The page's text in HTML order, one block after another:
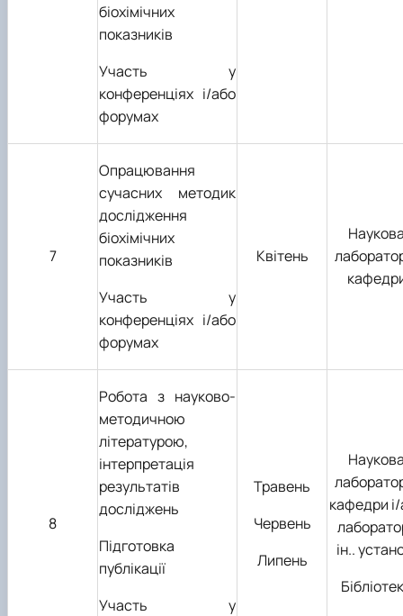
біохімічних
показників
Участь у
конференціях і/або
форумах
7
Опрацювання
сучасних методик
дослідження
біохімічних
показників
Участь у
конференціях і/або
форумах
Квітень
8
Робота з науково-
методичною
літературою,
інтерпретація
результатів
досліджень
Підготовка
публікації
Участь у
Травень
Червень
Липень
кафедри
ін..